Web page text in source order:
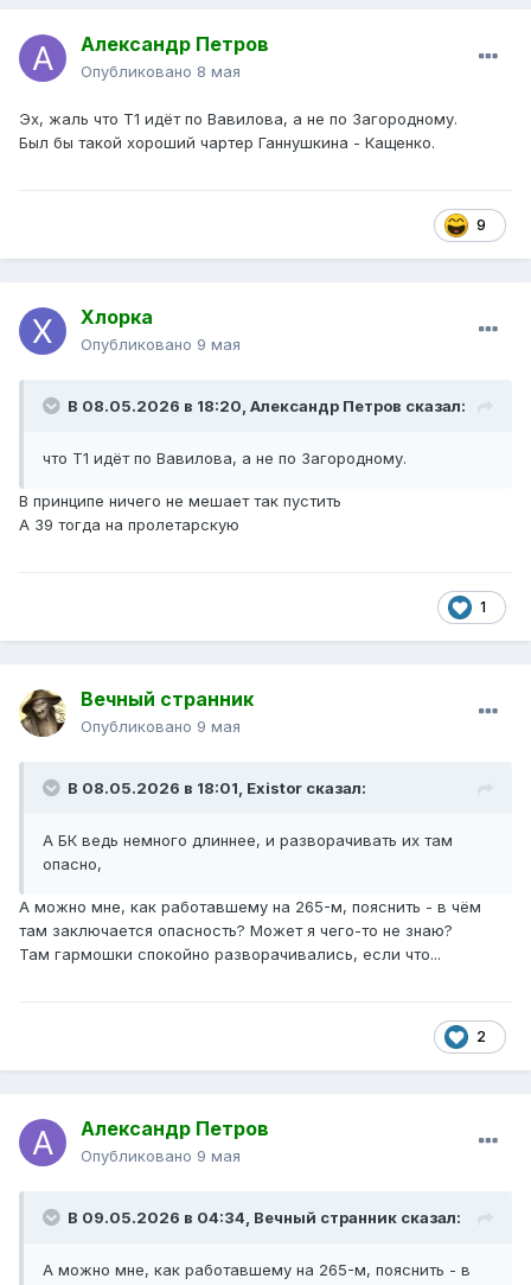
Александр Петров
Опубликовано 8 мая
Эх, жаль что Т1 идёт по Вавилова, а не по Загородному.
Был бы такой хороший чартер Ганнушкина - Кащенко.
9
Хлорка
Опубликовано 9 мая
В 08.05.2026 в 18:20, Александр Петров сказал:
что Т1 идёт по Вавилова, а не по Загородному.
В принципе ничего не мешает так пустить
А 39 тогда на пролетарскую
1
Вечный странник
Опубликовано 9 мая
В 08.05.2026 в 18:01, Existor сказал:
А БК ведь немного длиннее, и разворачивать их там
опасно,
А можно мне, как работавшему на 265-м, пояснить - в чём
там заключается опасность? Может я чего-то не знаю?
Там гармошки спокойно разворачивались, если что...
2
Александр Петров
Опубликовано 9 мая
В 09.05.2026 в 04:34, Вечный странник сказал:
А можно мне, как работавшему на 265-м, пояснить - в